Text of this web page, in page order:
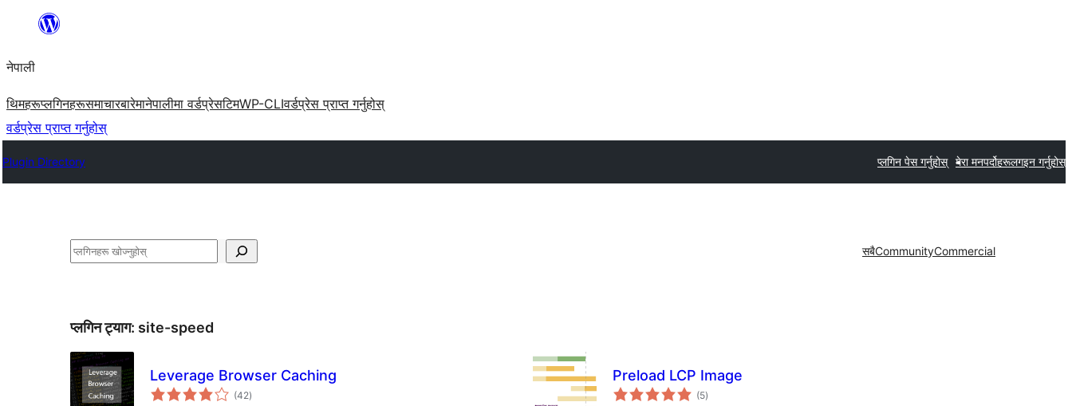
सामग्रीमा
नेपाली
थिमहरूप्लगिनहरूसमाचारबारेमानेपालीमा वर्डप्रेसटिमWP-CLIवर्डप्रेस प्राप्त गर्नुहोस्
वर्डप्रेस प्राप्त गर्नुहोस्
Plugin Directory प्लगिन पेस गर्नुहोस् मेरा मनपर्दोहरूलगइन गर्नुहोस्
खोज्नुहोस् सबैCommunityCommercial
प्लगिन ट्याग: site-speed
Leverage Browser Caching
(42कुल
रेटिङ्गहरू
)
Preload LCP Image
(5कुल
रेटिङ्गहरू
)